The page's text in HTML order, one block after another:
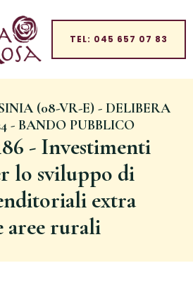
TEL: 045 657 07 83
(08-VR-E) - DELIBERA
- BANDO PUBBLICO
- Investimenti
lo sviluppo di
extra
aree rurali